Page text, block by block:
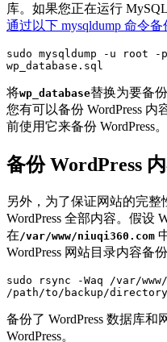
库。如果您正在运行
通过以下 mysqldump 命令
sudo mysqldump -u root -
wp_database.sql
将wp_database替换为要备
您有可以备份 WordPress
前使用它来备份 WordPress。
备份 WordPress
另外，为了保证网站的完
WordPress 全部内容。假设
在/var/www/niuqi360.com
WordPress 网站目录内容备
sudo rsync -Waq /var/
/path/to/backup/
备份了 WordPress 数据库
WordPress。